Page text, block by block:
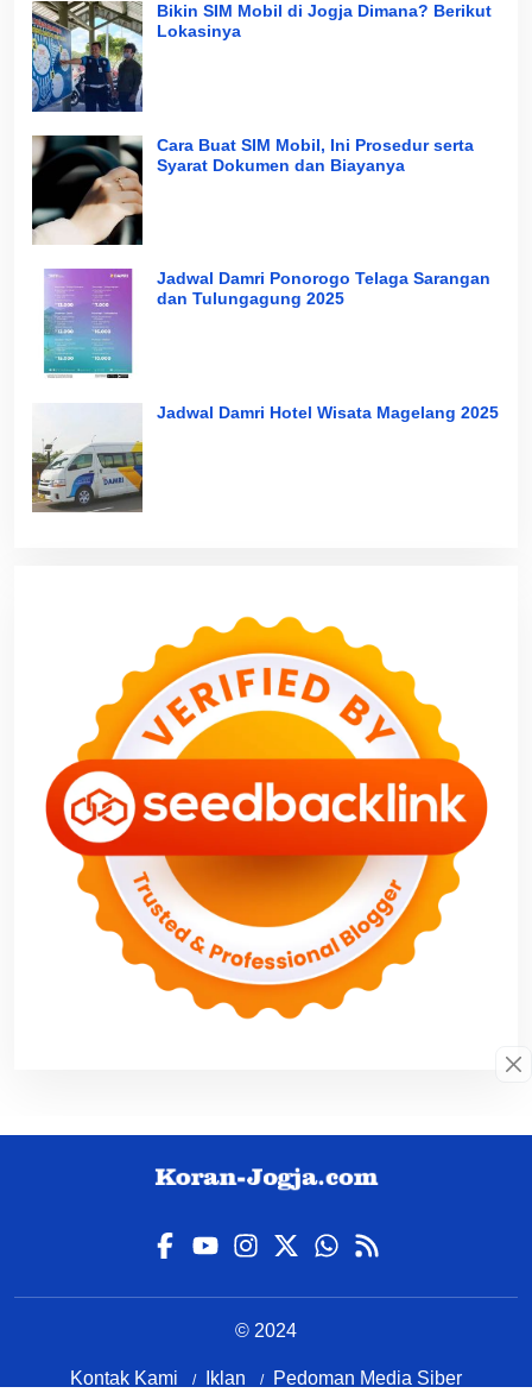
Bikin SIM Mobil di Jogja Dimana? Berikut
Lokasinya
Cara Buat SIM Mobil, Ini Prosedur serta
Syarat Dokumen dan Biayanya
Jadwal Damri Ponorogo Telaga Sarangan
dan Tulungagung 2025
Jadwal Damri Hotel Wisata Magelang 2025
© 2024
Kontak Kami Iklan Pedoman Media Siber